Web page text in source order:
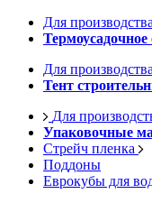
Для производства
Термоусадочное
Для производства
Тент
Для
Упаковочные
Стрейч пленка
Поддоны
Еврокубы для